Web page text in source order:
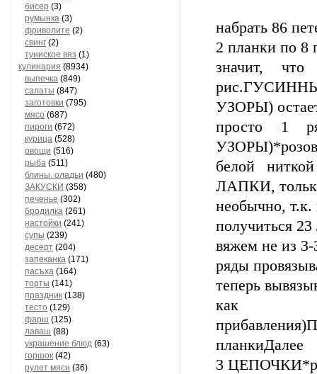
бисер (3)
румынка (3)
фриволите (2)
свинг (2)
туниское вяз (1)
кулинария (8934)
выпечка (849)
салаты (847)
заготовки (795)
мясо (687)
пироги (672)
курица (528)
овощи (516)
рыба (511)
блины. оладьи (480)
ЗАКУСКИ (358)
печенье (302)
бродилка (261)
настойки (241)
супы (239)
десерт (204)
запеканка (171)
пасъха (164)
торты (141)
праздник (138)
тесто (129)
фарш (125)
лаваш (88)
украшение блюд (63)
горшок (42)
рулет мясн (36)
набрать 86
2 планки по 8
значит,
УЗОРЫ)
просто 1
белой
ЛАПКИ,
необычно, т.к.
получиться
вяжем не из 3-
ряды
теперь
как
планкиДалее
3